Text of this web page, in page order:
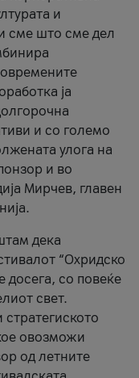
и
сме што сме дел
ја
и со големо
улога на
и во
Мирчев, главен
дека
“Охридско
досега, со повеќе
свет.
овозможи
од летните